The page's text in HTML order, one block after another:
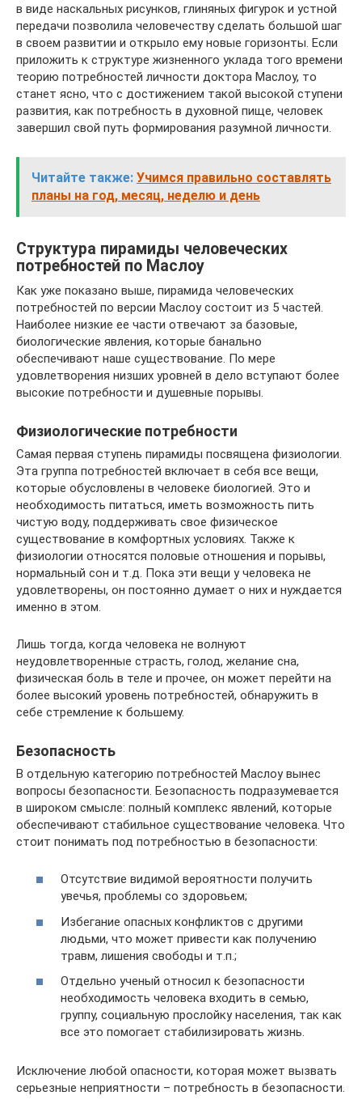
в виде наскальных рисунков, глиняных фигурок и устной
передачи позволила человечеству сделать большой шаг
в своем развитии и открыло ему новые горизонты. Если
приложить к структуре жизненного уклада того времени
теорию потребностей личности доктора Маслоу, то
станет ясно, что с достижением такой высокой ступени
развития, как потребность в духовной пище, человек
завершил свой путь формирования разумной личности.
Читайте также: Учимся правильно составлять
планы на год, месяц, неделю и день
Структура пирамиды человеческих
потребностей по Маслоу
Как уже показано выше, пирамида человеческих
потребностей по версии Маслоу состоит из 5 частей.
Наиболее низкие ее части отвечают за базовые,
биологические явления, которые банально
обеспечивают наше существование. По мере
удовлетворения низших уровней в дело вступают более
высокие потребности и душевные порывы.
Физиологические потребности
Самая первая ступень пирамиды посвящена физиологии.
Эта группа потребностей включает в себя все вещи,
которые обусловлены в человеке биологией. Это и
необходимость питаться, иметь возможность пить
чистую воду, поддерживать свое физическое
существование в комфортных условиях. Также к
физиологии относятся половые отношения и порывы,
нормальный сон и т.д. Пока эти вещи у человека не
удовлетворены, он постоянно думает о них и нуждается
именно в этом.
Лишь тогда, когда человека не волнуют
неудовлетворенные страсть, голод, желание сна,
физическая боль в теле и прочее, он может перейти на
более высокий уровень потребностей, обнаружить в
себе стремление к большему.
Безопасность
В отдельную категорию потребностей Маслоу вынес
вопросы безопасности. Безопасность подразумевается
в широком смысле: полный комплекс явлений, которые
обеспечивают стабильное существование человека. Что
стоит понимать под потребностью в безопасности:
Отсутствие видимой вероятности получить
увечья, проблемы со здоровьем;
Избегание опасных конфликтов с другими
людьми, что может привести как получению
травм, лишения свободы и т.п.;
Отдельно ученый относил к безопасности
необходимость человека входить в семью,
группу, социальную прослойку населения, так как
все это помогает стабилизировать жизнь.
Исключение любой опасности, которая может вызвать
серьезные неприятности – потребность в безопасности.